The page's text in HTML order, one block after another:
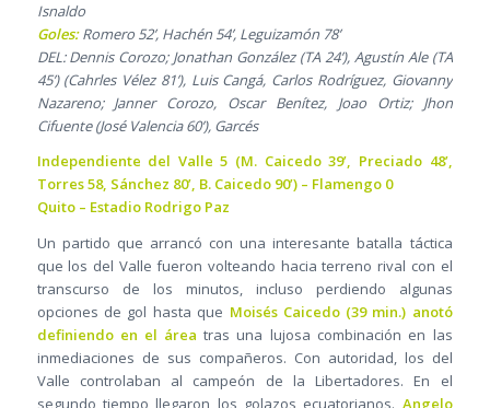
Isnaldo
Goles:Romero 52’, Hachén 54’, Leguizamón 78’
DEL: Dennis Corozo; Jonathan González (TA 24’), Agustín Ale (TA
45’) (Cahrles Vélez 81’), Luis Cangá, Carlos Rodríguez, Giovanny
Nazareno; Janner Corozo, Oscar Benítez, Joao Ortiz; Jhon
Cifuente (José Valencia 60’), Garcés
Independiente del Valle 5 (M. Caicedo 39’, Preciado 48’,
Torres 58, Sánchez 80’, B. Caicedo 90’) – Flamengo 0
Quito – Estadio Rodrigo Paz
Un partido que arrancó con una interesante batalla táctica
que los del Valle fueron volteando hacia terreno rival con el
transcurso de los minutos, incluso perdiendo algunas
opciones de gol hasta que Moisés Caicedo (39 min.) anotó
definiendo en el área tras una lujosa combinación en las
inmediaciones de sus compañeros. Con autoridad, los del
Valle controlaban al campeón de la Libertadores. En el
segundo tiempo llegaron los golazos ecuatorianos. Angelo